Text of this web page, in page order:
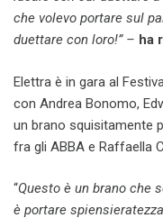
che volevo portare sul
duettare con loro!” – ha
Elettra è in gara al
con Andrea Bonomo,
un brano squisitamente
fra gli ABBA e Raffaella
“Questo è un brano che
è portare